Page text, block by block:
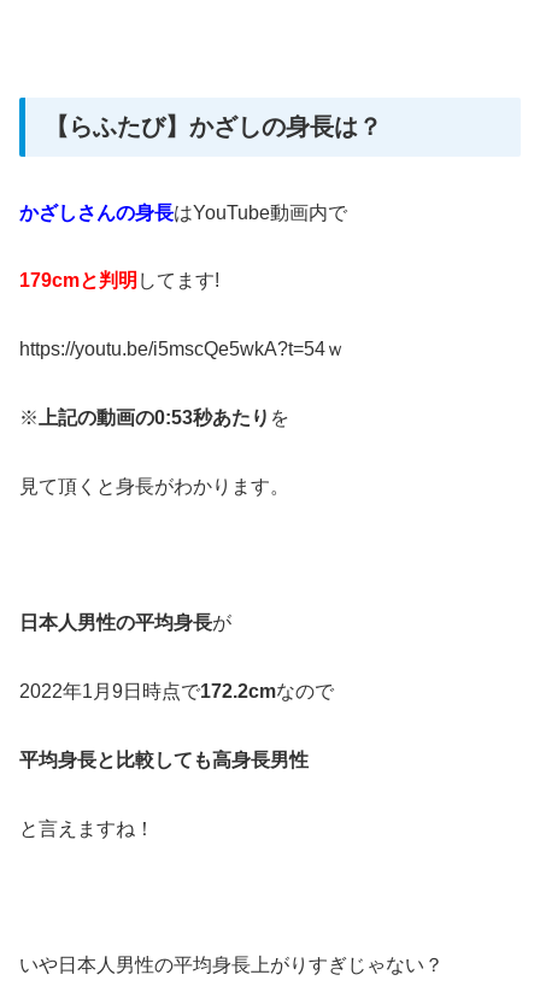
【らふたび】かざしの身長は？
かざしさんの身長はYouTube動画内で
179cmと判明 してます!
https://youtu.be/i5mscQe5wkA?t=54ｗ
※ 上記の動画の0:53秒あたり を
見て頂くと身長がわかります。
日本人男性の平均身長が
2022年1月9日時点で172.2cmなので
平均身長と比較しても高身長男性
と言えますね！
いや日本人男性の平均身長上がりすぎじゃない？